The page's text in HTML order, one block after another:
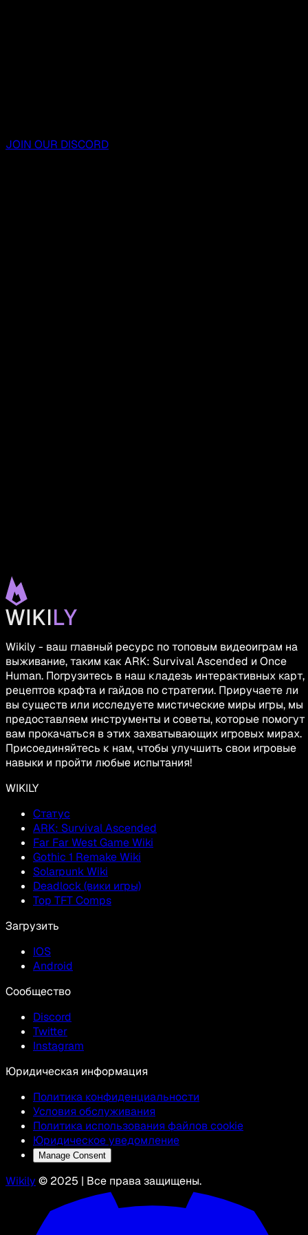
JOIN OUR DISCORD
Wikily - ваш главный ресурс по топовым видеоиграм на
выживание, таким как ARK: Survival Ascended и Once
Human. Погрузитесь в наш кладезь интерактивных карт,
рецептов крафта и гайдов по стратегии. Приручаете ли
вы существ или исследуете мистические миры игры, мы
предоставляем инструменты и советы, которые помогут
вам прокачаться в этих захватывающих игровых мирах.
Присоединяйтесь к нам, чтобы улучшить свои игровые
навыки и пройти любые испытания!
WIKILY
Статус
ARK: Survival Ascended
Far Far West Game Wiki
Gothic 1 Remake Wiki
Solarpunk Wiki
Deadlock (вики игры)
Top TFT Comps
Загрузить
IOS
Android
Сообщество
Discord
Twitter
Instagram
Юридическая информация
Политика конфиденциальности
Условия обслуживания
Политика использования файлов cookie
Юридическое уведомление
Manage Consent
Wikily © 2025 | Все права защищены.